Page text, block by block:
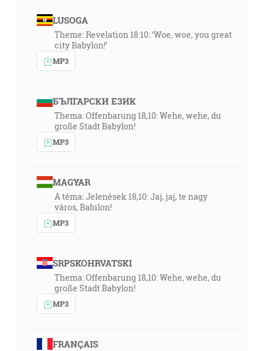
LUSOGA
Theme: Revelation 18:10: ‘Woe, woe, you great
city Babylon!’
MP3
БЪЛГАРСКИ ЕЗИК
Thema: Offenbarung 18,10: Wehe, wehe, du
große Stadt Babylon!
MP3
MAGYAR
A téma: Jelenések 18,10: Jaj, jaj, te nagy
város, Babilon!
MP3
SRPSKOHRVATSKI
Thema: Offenbarung 18,10: Wehe, wehe, du
große Stadt Babylon!
MP3
FRANÇAIS